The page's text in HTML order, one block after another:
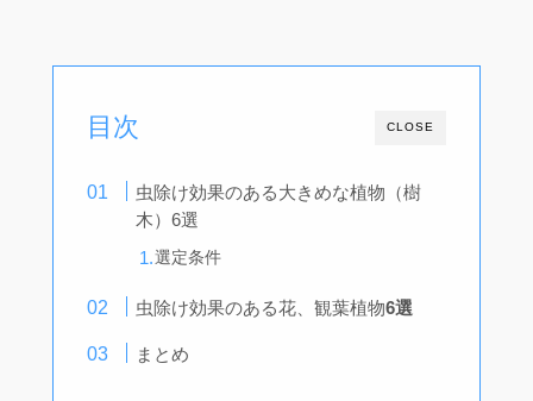
CLOSE
目次
虫除け効果のある大きめな植物（樹
木）6選
選定条件
虫除け効果のある花、観葉植物6選
まとめ